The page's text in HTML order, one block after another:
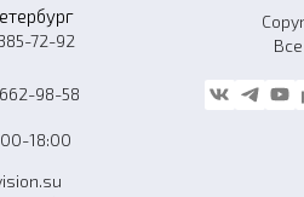
72-92
98-58
18:00